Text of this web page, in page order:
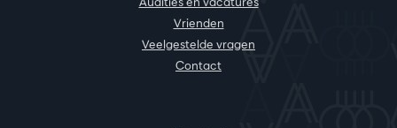
Vrienden
Veelgestelde vragen
Contact